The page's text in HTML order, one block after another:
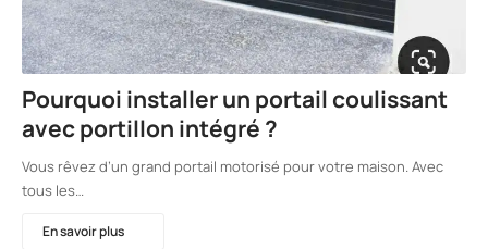
Pourquoi installer un portail coulissant
avec portillon intégré ?
Vous rêvez d’un grand portail motorisé pour votre maison. Avec
tous les…
En savoir plus